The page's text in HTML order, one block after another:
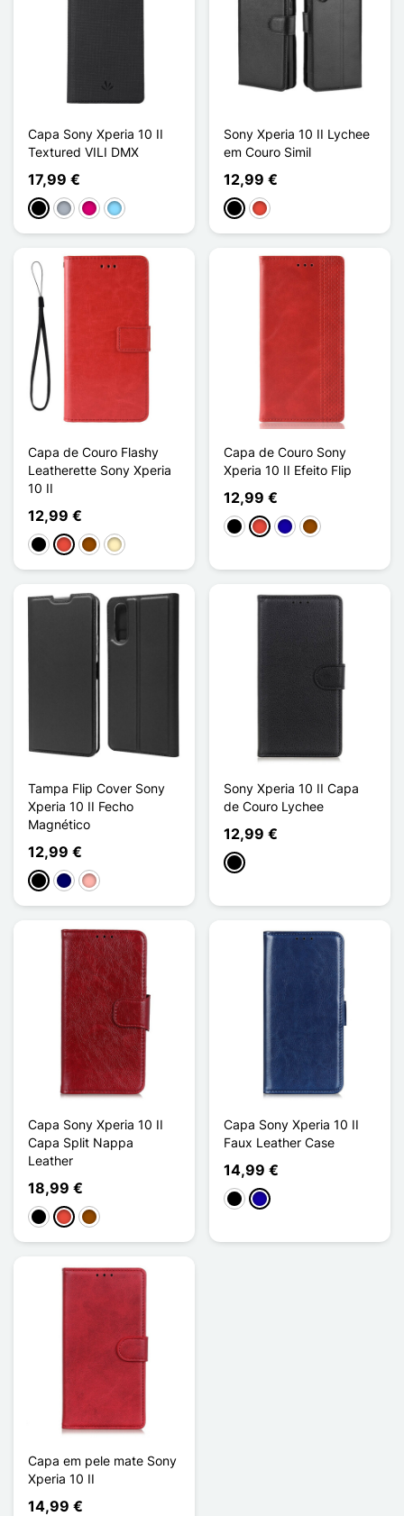
Capa Sony Xperia 10 II
Textured VILI DMX
17,99 €
PretoCinzento
MagentaAzul Claro
Sony Xperia 10 II Lychee
em Couro Simil
12,99 €
PretoVermelho
Capa de Couro Flashy
Leatherette Sony Xperia
10 II
12,99 €
PretoVermelho
Castanho
Ouro
Capa de Couro Sony
Xperia 10 II Efeito Flip
12,99 €
PretoVermelhoAzul Escuro
Castanho
Tampa Flip Cover Sony
Xperia 10 II Fecho
Magnético
12,99 €
PretoAzul marinho
Ouro rosa
Sony Xperia 10 II Capa
de Couro Lychee
12,99 €
Preto
Capa Sony Xperia 10 II
Capa Split Nappa
Leather
18,99 €
PretoVermelhoCastanho
Capa Sony Xperia 10 II
Faux Leather Case
14,99 €
PretoAzul Escuro
Capa em pele mate Sony
Xperia 10 II
14,99 €